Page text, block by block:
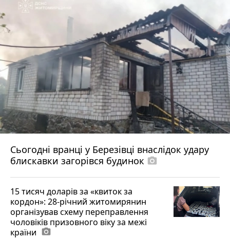
Сьогодні вранці у Березівці внаслідок удару
блискавки загорівся будинок photo_camera
15 тисяч доларів за «квиток за
кордон»: 28-річний житомирянин
організував схему переправлення
чоловіків призовного віку за межі
країни photo_camera